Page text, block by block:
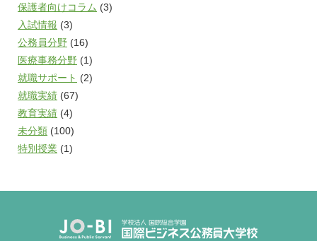
保護者向けコラム (3)
入試情報 (3)
公務員分野 (16)
医療事務分野 (1)
就職サポート (2)
就職実績 (67)
教育実績 (4)
未分類 (100)
特別授業 (1)